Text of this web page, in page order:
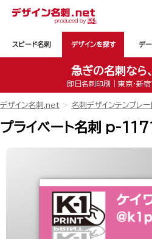
スピード名刺 デザインを探す デ
急ぎの名刺なら
即日名刺印刷｜東京・新
デザイン名刺.net 名刺デザインテンプレー
プライベート名刺 p-